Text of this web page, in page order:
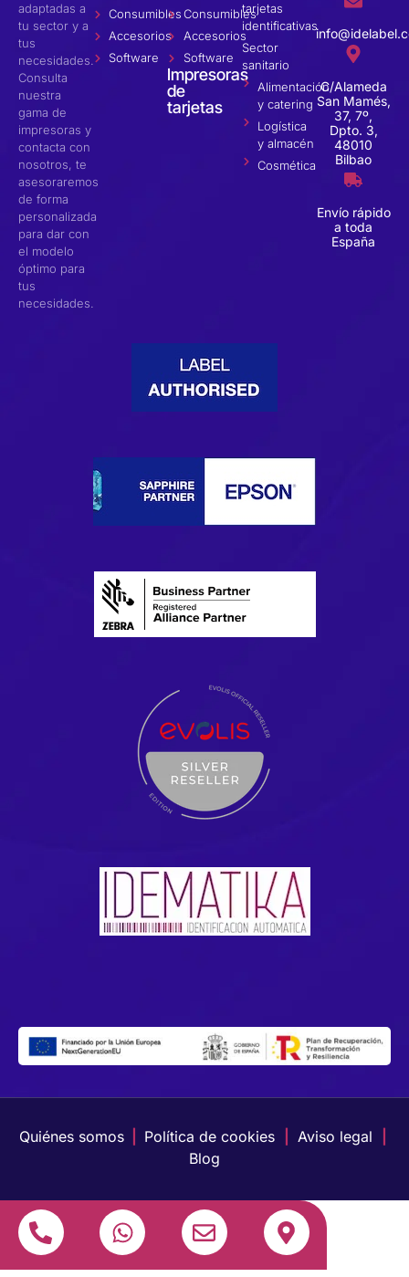
adaptadas a
tu sector y a
tus
necesidades.
Consulta
nuestra
gama de
impresoras y
contacta con
nosotros, te
asesoraremos
de forma
personalizada
para dar con
el modelo
óptimo para
tus
necesidades.
Consumibles
Accesorios
Software
Consumibles
Accesorios
Software
Impresoras
de
tarjetas
tarjetas
identificativas
Sector
sanitario
Alimentación
y catering
Logística
y almacén
Cosmética
C/Alameda
San Mamés,
37, 7º,
Dpto. 3,
48010
Bilbao
Envío rápido
a toda
España
Quiénes somos Política de cookies Aviso legal
Blog